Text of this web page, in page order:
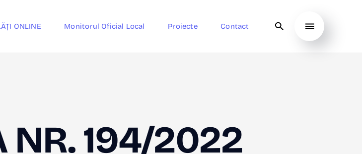
ONLINE Monitorul Oficial Local Proiecte Contact
NR. 194/2022